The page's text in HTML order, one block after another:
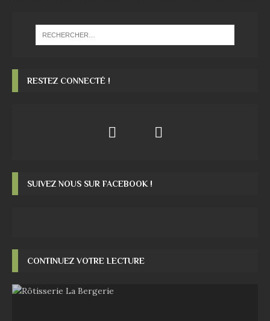
RESTEZ CONNECTÉ !
SUIVEZ NOUS SUR FACEBOOK !
CONTINUEZ VOTRE LECTURE